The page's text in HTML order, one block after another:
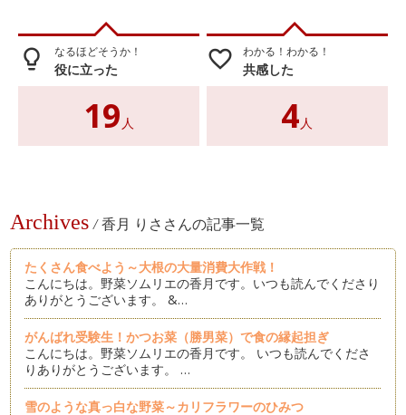
lightbulb_outline なるほどそうか！
役に立った
19 人
favorite_border わかる！わかる！
共感した
4人
Archives / 香月 りささんの記事一覧
たくさん食べよう～大根の大量消費大作戦！
こんにちは。野菜ソムリエの香月です。いつも読んでくださり
ありがとうございます。 &…
がんばれ受験生！かつお菜（勝男菜）で食の縁起担ぎ
こんにちは。野菜ソムリエの香月です。 いつも読んでくださ
りありがとうございます。 …
雪のような真っ白な野菜～カリフラワーのひみつ